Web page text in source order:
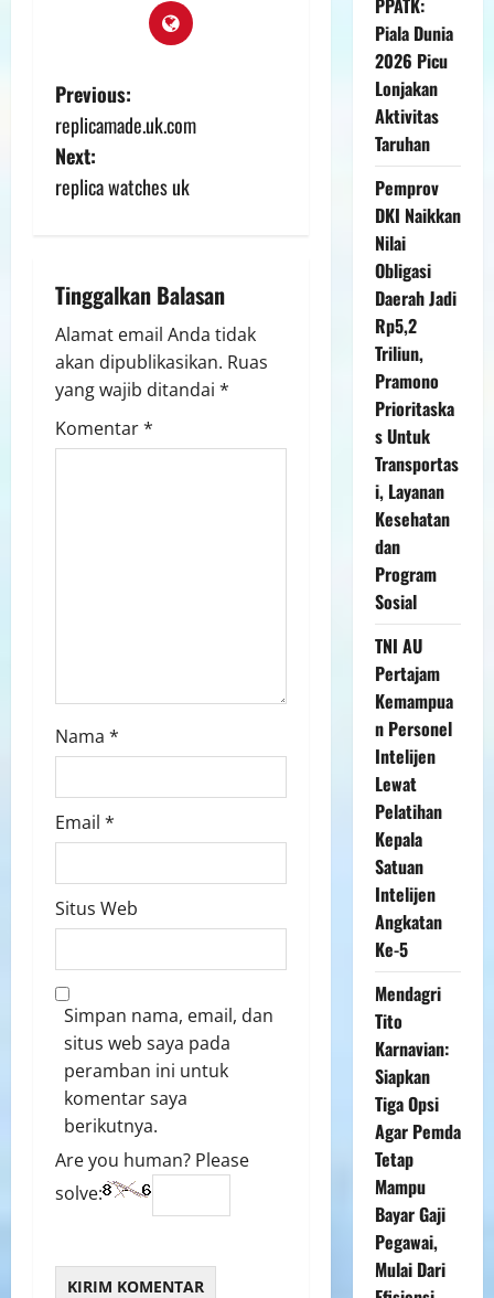
Previous:
replicamade.uk.com
Next:
replica watches uk
Tinggalkan Balasan
Alamat email Anda tidak
akan dipublikasikan. Ruas
yang wajib ditandai *
Komentar*
Nama *
Email *
Situs Web
Simpan nama, email, dan
situs web saya pada
peramban ini untuk
komentar saya
berikutnya.
Are you human? Please
solve:
PPATK:
Piala Dunia
2026 Picu
Lonjakan
Aktivitas
Taruhan
Pemprov
DKI Naikkan
Nilai
Obligasi
Daerah Jadi
Rp5,2
Triliun,
Pramono
Prioritaska
s Untuk
Transportas
i, Layanan
Kesehatan
dan
Program
Sosial
TNI AU
Pertajam
Kemampua
n Personel
Intelijen
Lewat
Pelatihan
Kepala
Satuan
Intelijen
Angkatan
Ke-5
Mendagri
Tito
Karnavian:
Siapkan
Tiga Opsi
Agar Pemda
Tetap
Mampu
Bayar Gaji
Pegawai,
Mulai Dari